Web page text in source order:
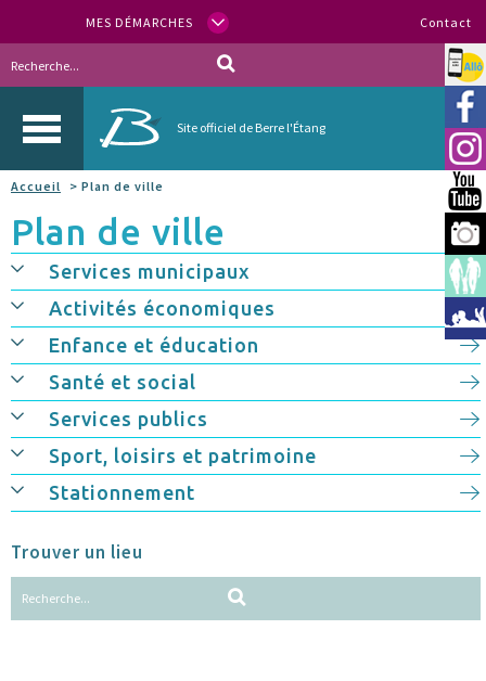
MES DÉMARCHES Contact
Site officiel de Berre l'Étang
Allo
Accueil > Plan de ville
Plan de ville
Services municipaux
Activités économiques
Enfance et éducation
Santé et social
Services publics
Sport, loisirs et patrimoine
Stationnement
Trouver un lieu